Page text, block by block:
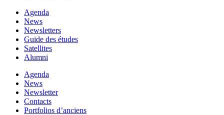
Agenda
News
Newsletters
Guide des études
Satellites
Alumni
Agenda
News
Newsletter
Contacts
Portfolios d’anciens